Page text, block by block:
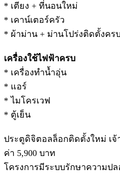
* เตียง + ที่นอนใหม่
* เคาน์เตอร์ครัว
* ผ้าม่าน + ม่านโปร่งติดตั้งคร
เครื่องใช้ไฟฟ้าครบ
* เครื่องทำน้ำอุ่น
* แอร์
* ไมโครเวฟ
* ตู้เย็น
ประตูดิจิตอลล็อกติดตั้งใหม่ เจ้
ค่า 5,900 บาท
โครงการมีระบบรักษาความป